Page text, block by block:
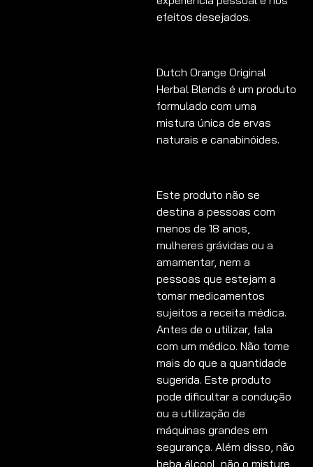
efeitos desejados.
Dutch Orange Original
Herbal Blends é um produto
formulado com uma
mistura única de ervas
naturais e canabinóides.
Este produto não se
destina a pessoas com
menos de 18 anos,
mulheres grávidas ou a
amamentar, nem a
pessoas que estejam a
tomar medicamentos
sujeitos a receita médica.
Antes de o utilizar, fala
com um médico. Não tome
mais do que a quantidade
sugerida. Este produto
pode dificultar a condução
ou a utilização de
máquinas grandes em
segurança. Além disso, não
beba álcool, não o misture